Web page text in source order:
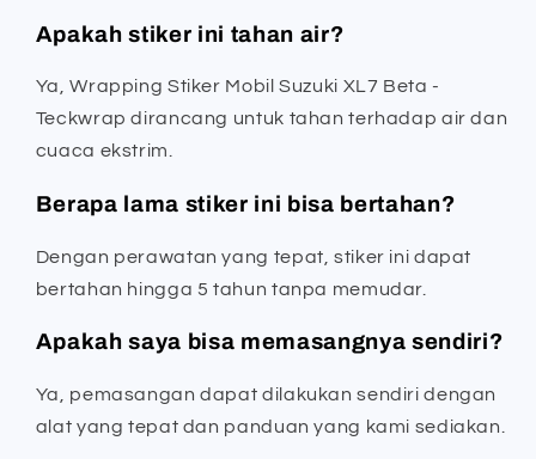
Apakah stiker ini tahan air?
Ya, Wrapping Stiker Mobil Suzuki XL7 Beta -
Teckwrap dirancang untuk tahan terhadap air dan
cuaca ekstrim.
Berapa lama stiker ini bisa bertahan?
Dengan perawatan yang tepat, stiker ini dapat
bertahan hingga 5 tahun tanpa memudar.
Apakah saya bisa memasangnya sendiri?
Ya, pemasangan dapat dilakukan sendiri dengan
alat yang tepat dan panduan yang kami sediakan.